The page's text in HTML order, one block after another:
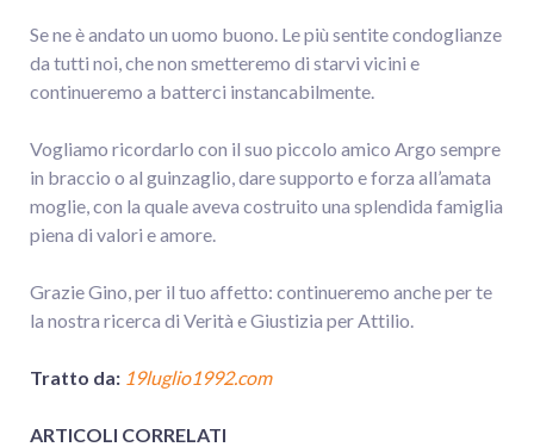
Se ne è andato un uomo buono. Le più sentite condoglianze
da tutti noi, che non smetteremo di starvi vicini e
continueremo a batterci instancabilmente.
Vogliamo ricordarlo con il suo piccolo amico Argo sempre
in braccio o al guinzaglio, dare supporto e forza all’amata
moglie, con la quale aveva costruito una splendida famiglia
piena di valori e amore.
Grazie Gino, per il tuo affetto: continueremo anche per te
la nostra ricerca di Verità e Giustizia per Attilio.
Tratto da: 19luglio1992.com
ARTICOLI CORRELATI